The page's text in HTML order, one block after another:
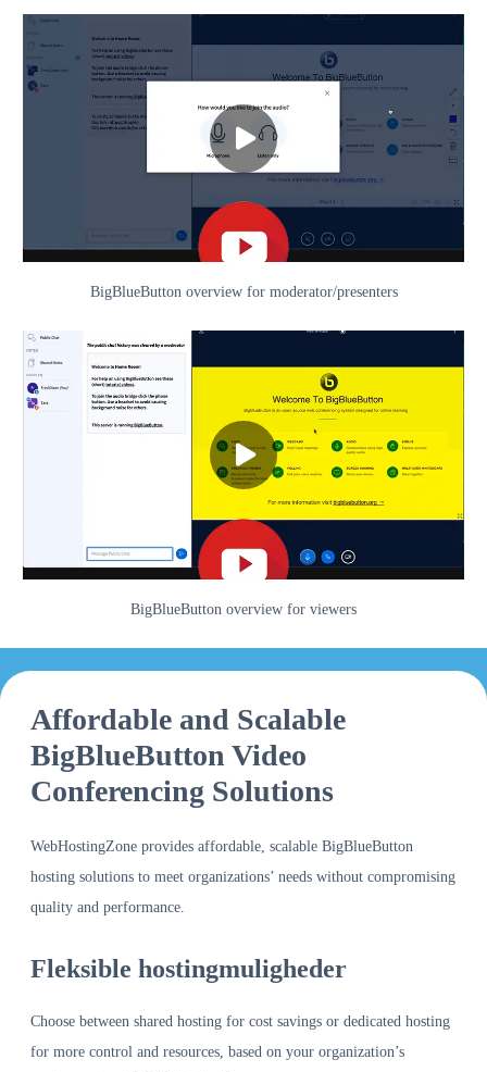
BigBlueButton overview for moderator/presenters
BigBlueButton overview for viewers
Affordable and Scalable
BigBlueButton Video
Conferencing Solutions
WebHostingZone provides affordable, scalable BigBlueButton
hosting solutions to meet organizations’ needs without compromising
quality and performance.
Fleksible hostingmuligheder
Choose between shared hosting for cost savings or dedicated hosting
for more control and resources, based on your organization’s